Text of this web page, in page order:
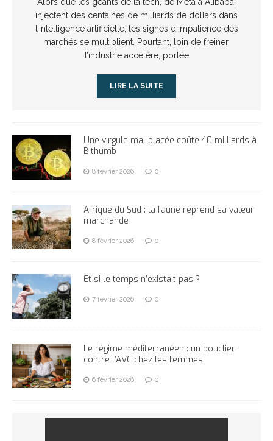
injectent des centaines de milliards de dollars dans
l’intelligence artificielle, les signes d’impatience des
marchés se multiplient. Pourtant, loin de freiner,
l’industrie accélère, portée
LIRE LA SUITE
Une virgule mal placée coûte 40 milliards à
Bithumb
8 février 2026 0
Afrique du Sud : la faune reprend sa valeur
marchande
8 février 2026 0
Et si le temps n’existait pas ?
7 février 2026 0
Le régime méditerranéen : un bouclier
contre l’AVC chez les femmes
6 février 2026 0